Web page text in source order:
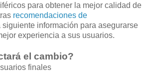
para obtener la mejor calidad de
recomendaciones de
siguiente información para asegurarse
experiencia a sus usuarios.
el cambio?
finales